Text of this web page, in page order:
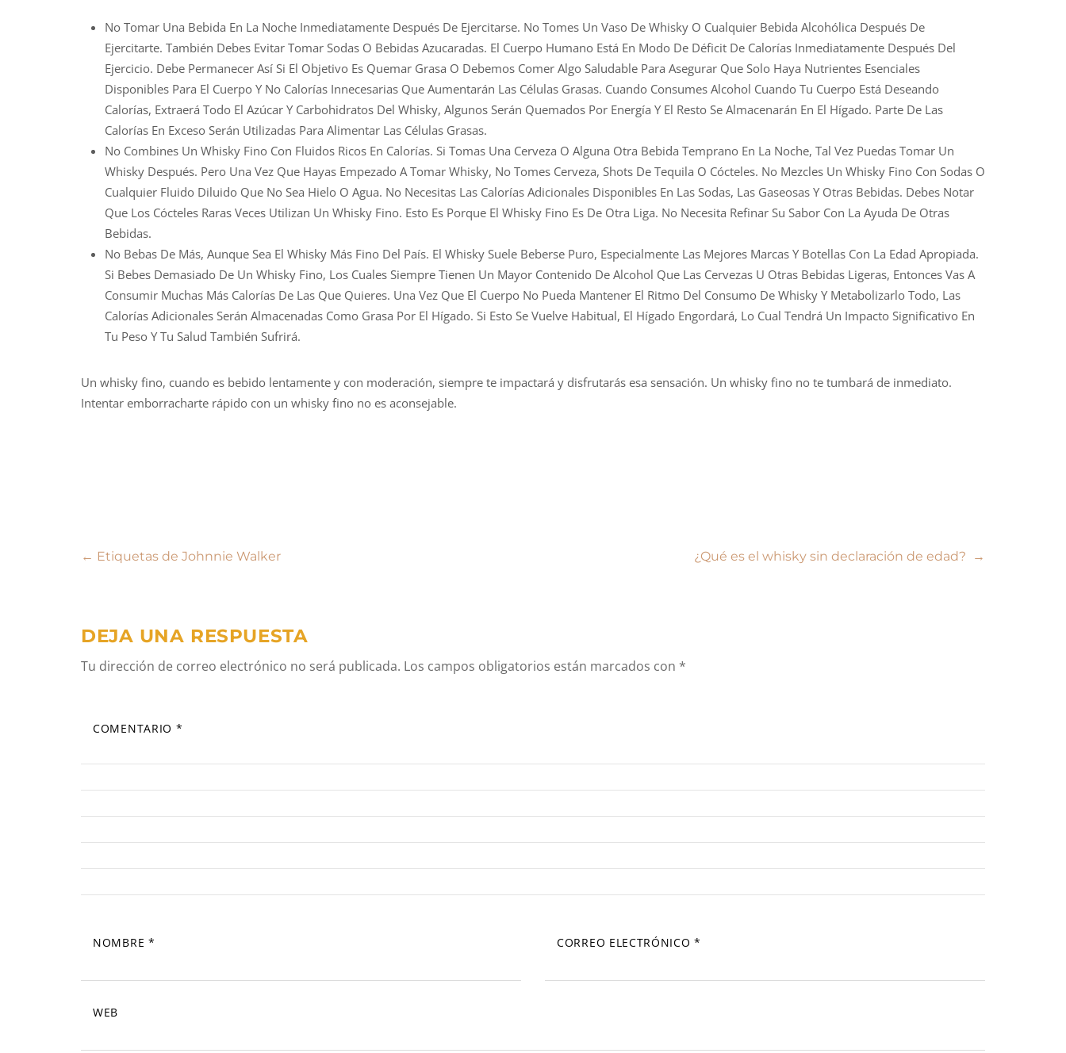
No Tomar Una Bebida En La Noche Inmediatamente Después De Ejercitarse. No Tomes Un Vaso De Whisky O Cualquier Bebida Alcohólica Después De
Ejercitarte. También Debes Evitar Tomar Sodas O Bebidas Azucaradas. El Cuerpo Humano Está En Modo De Déficit De Calorías Inmediatamente Después Del
Ejercicio. Debe Permanecer Así Si El Objetivo Es Quemar Grasa O Debemos Comer Algo Saludable Para Asegurar Que Solo Haya Nutrientes Esenciales
Disponibles Para El Cuerpo Y No Calorías Innecesarias Que Aumentarán Las Células Grasas. Cuando Consumes Alcohol Cuando Tu Cuerpo Está Deseando
Calorías, Extraerá Todo El Azúcar Y Carbohidratos Del Whisky, Algunos Serán Quemados Por Energía Y El Resto Se Almacenarán En El Hígado. Parte De Las
Calorías En Exceso Serán Utilizadas Para Alimentar Las Células Grasas.
No Combines Un Whisky Fino Con Fluidos Ricos En Calorías. Si Tomas Una Cerveza O Alguna Otra Bebida Temprano En La Noche, Tal Vez Puedas Tomar Un
Whisky Después. Pero Una Vez Que Hayas Empezado A Tomar Whisky, No Tomes Cerveza, Shots De Tequila O Cócteles. No Mezcles Un Whisky Fino Con Sodas O
Cualquier Fluido Diluido Que No Sea Hielo O Agua. No Necesitas Las Calorías Adicionales Disponibles En Las Sodas, Las Gaseosas Y Otras Bebidas. Debes Notar
Que Los Cócteles Raras Veces Utilizan Un Whisky Fino. Esto Es Porque El Whisky Fino Es De Otra Liga. No Necesita Refinar Su Sabor Con La Ayuda De Otras
Bebidas.
No Bebas De Más, Aunque Sea El Whisky Más Fino Del País. El Whisky Suele Beberse Puro, Especialmente Las Mejores Marcas Y Botellas Con La Edad Apropiada.
Si Bebes Demasiado De Un Whisky Fino, Los Cuales Siempre Tienen Un Mayor Contenido De Alcohol Que Las Cervezas U Otras Bebidas Ligeras, Entonces Vas A
Consumir Muchas Más Calorías De Las Que Quieres. Una Vez Que El Cuerpo No Pueda Mantener El Ritmo Del Consumo De Whisky Y Metabolizarlo Todo, Las
Calorías Adicionales Serán Almacenadas Como Grasa Por El Hígado. Si Esto Se Vuelve Habitual, El Hígado Engordará, Lo Cual Tendrá Un Impacto Significativo En
Tu Peso Y Tu Salud También Sufrirá.
Un whisky fino, cuando es bebido lentamente y con moderación, siempre te impactará y disfrutarás esa sensación. Un whisky fino no te tumbará de inmediato.
Intentar emborracharte rápido con un whisky fino no es aconsejable.
Navegación
entradas
← Etiquetas de Johnnie Walker ¿Qué es el whisky sin declaración de edad? →
DEJA UNA RESPUESTA
Tu dirección de correo electrónico no será publicada. Los campos obligatorios están marcados con *
COMENTARIO *
NOMBRE * CORREO ELECTRÓNICO*
WEB